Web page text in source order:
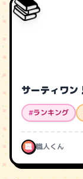
サーティワン
#ランキング
職 職人くん